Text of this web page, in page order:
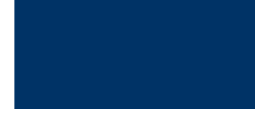
A statisztikai sütik anonim módon gyűjtenek